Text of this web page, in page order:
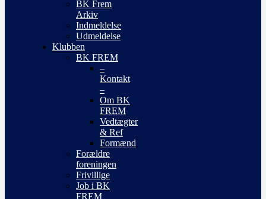
BK Frem
Arkiv
Indmeldelse
Udmeldelse
Klubben
BK FREM
–
Kontakt
–
Om BK
FREM
Vedtægter
& Ref
Formænd
Forældre
foreningen
Frivillige
Job i BK
FREM